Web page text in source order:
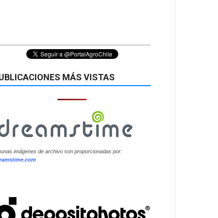
MÁS VISTAS
imágenes de archivo son proporcionadas por: